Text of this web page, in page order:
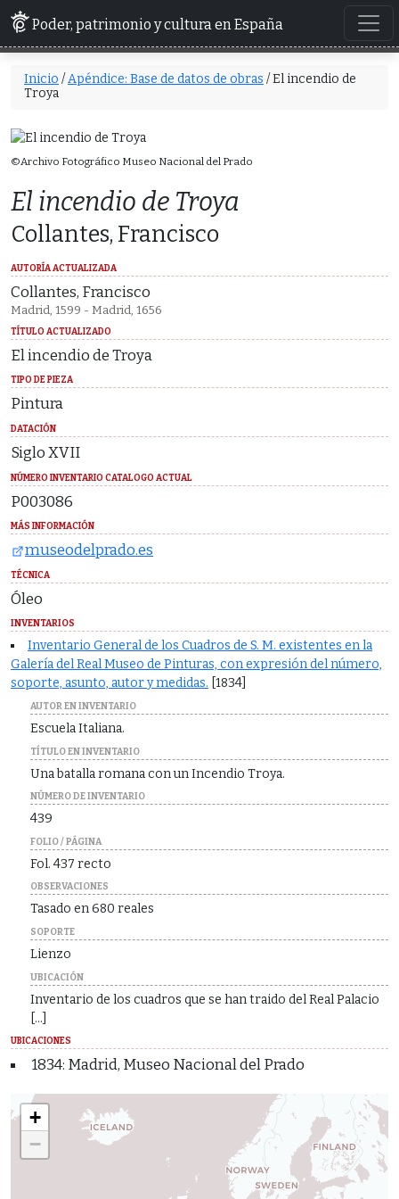
Poder, patrimonio y cultura en España
Inicio /Apéndice: Base de datos de obras / El incendio de
Troya
El incendio de Troya
Collantes, Francisco
AUTORÍA ACTUALIZADA
Collantes, Francisco
Madrid, 1599 - Madrid, 1656
TÍTULO ACTUALIZADO
El incendio de Troya
TIPO DE PIEZA
Pintura
DATACIÓN
Siglo XVII
NÚMERO INVENTARIO CATALOGO ACTUAL
P003086
MÁS INFORMACIÓN
museodelprado.es
TÉCNICA
Óleo
INVENTARIOS
Inventario General de los Cuadros de S. M. existentes en la
Galería del Real Museo de Pinturas, con expresión del número,
soporte, asunto, autor y medidas. [1834]
AUTOR EN INVENTARIO
Escuela Italiana.
TÍTULO EN INVENTARIO
Una batalla romana con un Incendio Troya.
NÚMERO DE INVENTARIO
439
FOLIO / PÁGINA
Fol. 437 recto
OBSERVACIONES
Tasado en 680 reales
SOPORTE
Lienzo
UBICACIÓN
Inventario de los cuadros que se han traido del Real Palacio
[...]
UBICACIONES
1834: Madrid, Museo Nacional del Prado
+
−
©Archivo Fotográfico Museo Nacional del Prado